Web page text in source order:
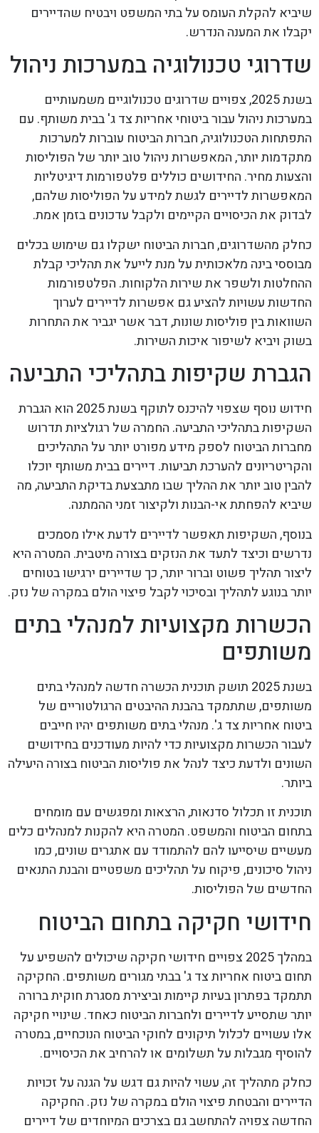
שיביא להקלת העומס על בתי המשפט ויבטיח שהדיירים
יקבלו את המענה הנדרש.
שדרוגי טכנולוגיה במערכות ניהול
בשנת 2025, צפויים שדרוגים טכנולוגיים משמעותיים
במערכות ניהול עבור ביטוחי אחריות צד ג' בבית משותף. עם
התפתחות הטכנולוגיה, חברות הביטוח עוברות למערכות
מתקדמות יותר, המאפשרות ניהול טוב יותר של הפוליסות
והצעות מחיר. החידושים כוללים פלטפורמות דיגיטליות
המאפשרות לדיירים לגשת למידע על הפוליסות שלהם,
לבדוק את הכיסויים הקיימים ולקבל עדכונים בזמן אמת.
כחלק מהשדרוגים, חברות הביטוח ישקלו גם שימוש בכלים
מבוססי בינה מלאכותית על מנת לייעל את תהליכי קבלת
ההחלטות ולשפר את שירות הלקוחות. הפלטפורמות
החדשות עשויות להציע גם אפשרות לדיירים לערוך
השוואות בין פוליסות שונות, דבר אשר יגביר את התחרות
בשוק ויביא לשיפור איכות השירות.
הגברת שקיפות בתהליכי התביעה
חידוש נוסף שצפוי להיכנס לתוקף בשנת 2025 הוא הגברת
השקיפות בתהליכי התביעה. החמרה של רגולציות תדרוש
מחברות הביטוח לספק מידע מפורט יותר על התהליכים
והקריטריונים להערכת תביעות. דיירים בבית משותף יוכלו
להבין טוב יותר את ההליך שבו מתבצעת בדיקת התביעה, מה
שיביא להפחתת אי-הבנות ולקיצור זמני ההמתנה.
בנוסף, השקיפות תאפשר לדיירים לדעת אילו מסמכים
נדרשים וכיצד לתעד את הנזקים בצורה מיטבית. המטרה היא
ליצור תהליך פשוט וברור יותר, כך שדיירים ירגישו בטוחים
יותר בנוגע לתהליך ובסיכוי לקבל פיצוי הולם במקרה של נזק.
הכשרות מקצועיות למנהלי בתים
משותפים
בשנת 2025 תושק תוכנית הכשרה חדשה למנהלי בתים
משותפים, שתתמקד בהבנת ההיבטים הרגולטוריים של
ביטוח אחריות צד ג'. מנהלי בתים משותפים יהיו חייבים
לעבור הכשרות מקצועיות כדי להיות מעודכנים בחידושים
השונים ולדעת כיצד לנהל את פוליסות הביטוח בצורה היעילה
ביותר.
תוכנית זו תכלול סדנאות, הרצאות ומפגשים עם מומחים
בתחום הביטוח והמשפט. המטרה היא להקנות למנהלים כלים
מעשיים שיסייעו להם להתמודד עם אתגרים שונים, כמו
ניהול סיכונים, פיקוח על תהליכים משפטיים והבנת התנאים
החדשים של הפוליסות.
חידושי חקיקה בתחום הביטוח
במהלך 2025 צפויים חידושי חקיקה שיכולים להשפיע על
תחום ביטוח אחריות צד ג' בבתי מגורים משותפים. החקיקה
תתמקד בפתרון בעיות קיימות וביצירת מסגרת חוקית ברורה
יותר שתסייע לדיירים ולחברות הביטוח כאחד. שינויי חקיקה
אלו עשויים לכלול תיקונים לחוקי הביטוח הנוכחיים, במטרה
להוסיף מגבלות על תשלומים או להרחיב את הכיסויים.
כחלק מתהליך זה, עשוי להיות גם דגש על הגנה על זכויות
הדיירים והבטחת פיצוי הולם במקרה של נזק. החקיקה
החדשה צפויה להתחשב גם בצרכים המיוחדים של דיירים